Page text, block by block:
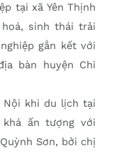
tại xã Yên Thịnh
sinh thái trải
gắn kết với
bàn huyện Chi
Nội khi du lịch tại
ấn tượng với
Sơn, bởi chị